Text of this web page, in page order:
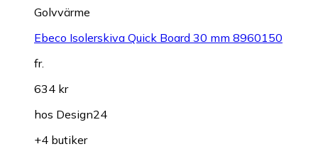
Golvvärme
Ebeco Isolerskiva Quick Board 30 mm 8960150
fr.
634 kr
hos Design24
+4 butiker